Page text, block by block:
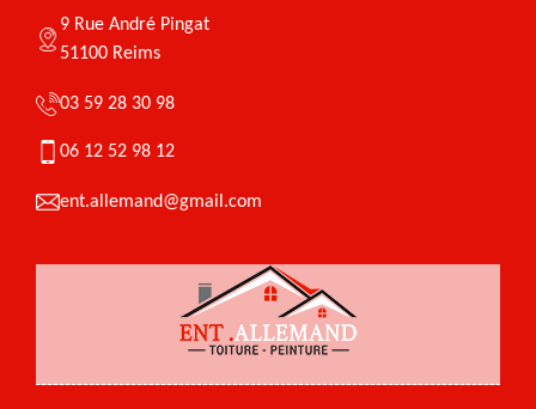
9 Rue André Pingat
51100 Reims
03 59 28 30 98
06 12 52 98 12
ent.allemand@gmail.com